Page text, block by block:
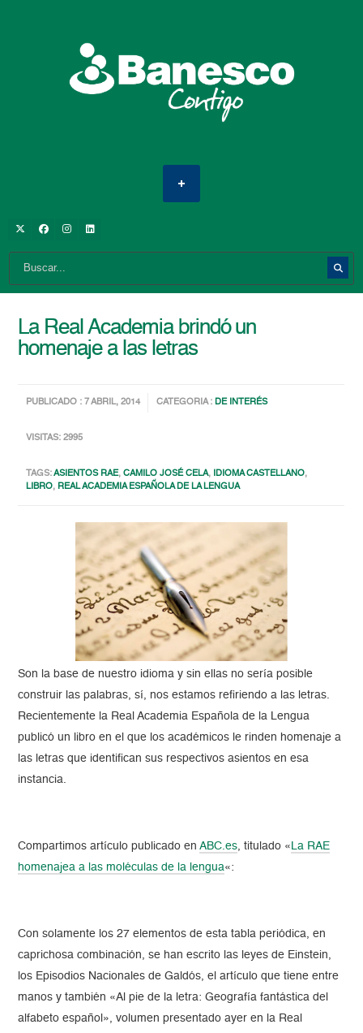
La Real Academia brindó un
homenaje a las letras
PUBLICADO : 7 ABRIL, 2014 CATEGORIA :DE INTERÉS
VISITAS: 2995
TAGS:ASIENTOS RAE,CAMILO JOSÉ CELA, IDIOMA CASTELLANO,
LIBRO, REAL ACADEMIA ESPAÑOLA DE LA LENGUA
Son la base de nuestro idioma y sin ellas no sería posible
construir las palabras, sí, nos estamos refiriendo a las letras.
Recientemente la Real Academia Española de la Lengua
publicó un libro en el que los académicos le rinden homenaje a
las letras que identifican sus respectivos asientos en esa
instancia.
Compartimos artículo publicado enABC.es, titulado « La RAE
homenajea a las moléculas de la lengua«:
Con solamente los 27 elementos de esta tabla periódica, en
caprichosa combinación, se han escrito las leyes de Einstein,
los Episodios Nacionales de Galdós, el artículo que tiene entre
manos y también «Al pie de la letra: Geografía fantástica del
alfabeto español», volumen presentado ayer en la Real